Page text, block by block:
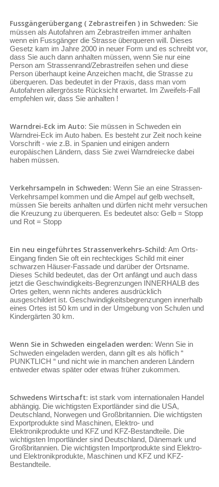
Fussgängerübergang ( Zebrastreifen ) in Schweden: Sie
müssen als Autofahren am Zebrastreifen immer anhalten
wenn ein Fussgänger die Strasse überqueren will. Dieses
Gesetz kam im Jahre 2000 in neuer Form und es schreibt vor,
dass Sie auch dann anhalten müssen, wenn Sie nur eine
Person am Strassenrand/Zebrastreifen sehen und diese
Person überhaupt keine Anzeichen macht, die Strasse zu
überqueren. Das bedeutet in der Praxis, dass man vom
Autofahren allergrösste Rücksicht erwartet. Im Zweifels-Fall
empfehlen wir, dass Sie anhalten !
Warndrei-Eck im Auto: Sie müssen in Schweden ein
Warndrei-Eck im Auto haben. Es besteht zur Zeit noch keine
Vorschrift - wie z.B. in Spanien und einigen andern
europäischen Ländern, dass Sie zwei Warndreiecke dabei
haben müssen.
Verkehrsampeln in Schweden: Wenn Sie an eine Strassen-
Verkehrsampel kommen und die Ampel auf gelb wechselt,
müssen Sie bereits anhalten und dürfen nicht mehr versuchen
die Kreuzung zu überqueren. Es bedeutet also: Gelb = Stopp
und Rot = Stopp
Ein neu eingeführtes Strassenverkehrs-Schild: Am Orts-
Eingang finden Sie oft ein rechteckiges Schild mit einer
schwarzen Häuser-Fassade und darüber der Ortsname.
Dieses Schild bedeutet, das der Ort anfängt und auch dass
jetzt die Geschwindigkeits-Begrenzungen INNERHALB des
Ortes gelten, wenn nichts anderes ausdrücklich
ausgeschildert ist. Geschwindigkeitsbegrenzungen innerhalb
eines Ortes ist 50 km und in der Umgebung von Schulen und
Kindergärten 30 km.
Wenn Sie in Schweden eingeladen werden: Wenn Sie in
Schweden eingeladen werden, dann gilt es als höflich “
PUNKTLICH “ und nicht wie in manchen anderen Ländern
entweder etwas später oder etwas früher zukommen.
Schwedens Wirtschaft: ist stark vom internationalen Handel
abhängig. Die wichtigsten Exportländer sind die USA,
Deutschland, Norwegen und Großbritannien. Die wichtigsten
Exportprodukte sind Maschinen, Elektro- und
Elektronikprodukte und KFZ und KFZ-Bestandteile. Die
wichtigsten Importländer sind Deutschland, Dänemark und
Großbritannien. Die wichtigsten Importprodukte sind Elektro-
und Elektronikprodukte, Maschinen und KFZ und KFZ-
Bestandteile.